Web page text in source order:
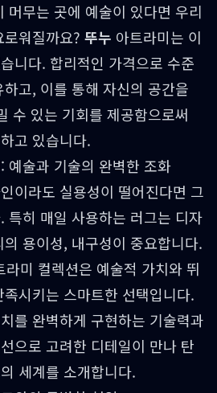
머무는 곳에 예술이 있다면 우리
워질까요? 뚜누 아트라미는 이
니다. 합리적인 가격으로 수준
고, 이를 통해 자신의 공간을
수 있는 기회를 제공함으로써
고 있습니다.
예술과 기술의 완벽한 조화
이라도 실용성이 떨어진다면 그
특히 매일 사용하는 러그는 디자
용이성, 내구성이 중요합니다.
라미 컬렉션은 예술적 가치와 뛰
시키는 스마트한 선택입니다.
를 완벽하게 구현하는 기술력과
으로 고려한 디테일이 만나 탄
의 세계를 소개합니다.